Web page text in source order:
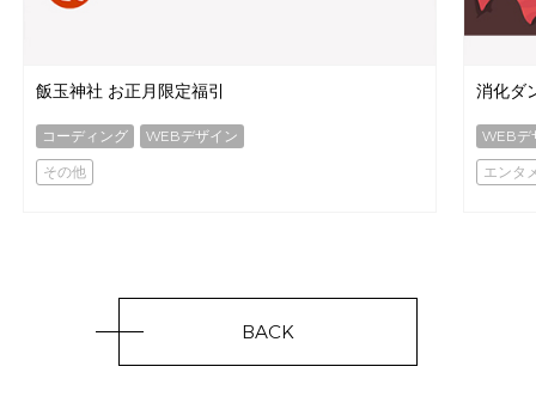
飯玉神社 お正月限定福引
コーディング
WEBデザイン
その他
消化ダ
WEBデ
エンタ
BACK